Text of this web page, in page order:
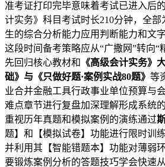
准考证打印完毕意味着考试已进入后
计实务》科目考试时长210分钟，全
生的综合分析能力应用判断能力和文
这段时间备考策略应从“广撒网”转向“
先回归核心教材和 《高级会计实务》
础》与《只做好题·案例实战80题》 等
业合并金融工具行政事业单位预算与
难点章节进行复盘加深理解形成系统
重视历年真题和模拟案例的演练通过
题】和【模拟试卷】功能进行限时训
并利用其【智能错题本】功能对薄弱
要锻炼案例分析的答题技巧学会快速